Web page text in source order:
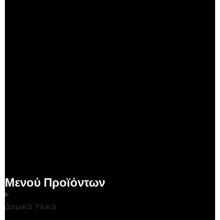
Μενού Προϊόντων
Δομικά Υλικά